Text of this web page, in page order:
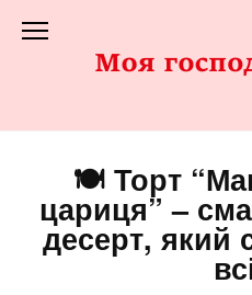
до
🍽️ Торт
цариця” –
десерт, який